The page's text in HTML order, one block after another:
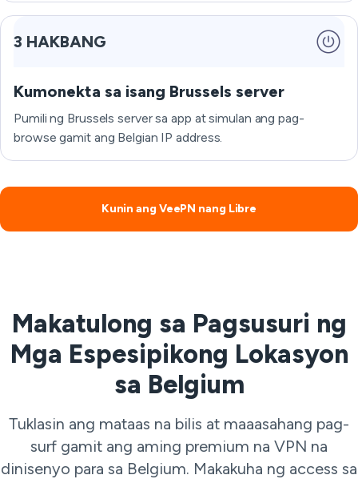
3 HAKBANG
Kumonekta sa isang Brussels server
Pumili ng Brussels server sa app at simulan ang pag-
browse gamit ang Belgian IP address.
Kunin ang VeePN nang Libre
Makatulong sa Pagsusuri ng
Mga Espesipikong Lokasyon
sa Belgium
Tuklasin ang mataas na bilis at maaasahang pag-
surf gamit ang aming premium na VPN na
dinisenyo para sa Belgium. Makakuha ng access sa